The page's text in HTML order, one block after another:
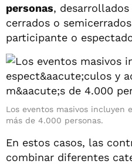
personas,
cerrados o
participante o
Los eventos masivos incluyen
más de 4.000 personas.
En estos casos, las
combinar diferentes